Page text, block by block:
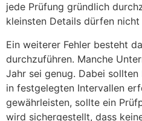
jede Prüfung gründlich
kleinsten Details dürfen nicht
Ein weiterer Fehler besteht
durchzuführen. Manche
Jahr sei genug. Dabei
in festgelegten Intervallen
gewährleisten, sollte ein
wird sichergestellt, dass